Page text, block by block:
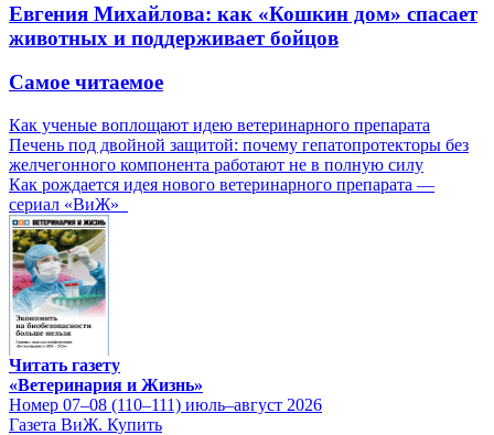
Евгения Михайлова: как «Кошкин дом» спасает
животных и поддерживает бойцов
Самое читаемое
Как ученые воплощают идею ветеринарного препарата
Печень под двойной защитой: почему гепатопротекторы без
желчегонного компонента работают не в полную силу
Как рождается идея нового ветеринарного препарата —
сериал «ВиЖ»
Читать газету
«Ветеринария и Жизнь»
Номер 07–08 (110–111) июль–август 2026
Газета ВиЖ. Купить